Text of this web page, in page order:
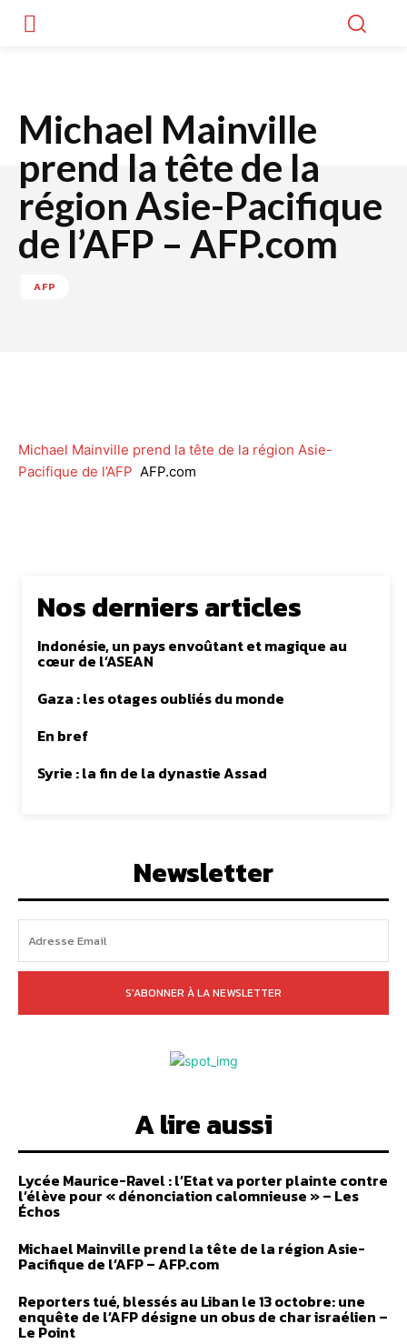
Michael Mainville
prend la tête de la
région Asie-Pacifique
de l’AFP – AFP.com
AFP
Michael Mainville prend la tête de la région Asie-
Pacifique de l’AFP AFP.com
Nos derniers articles
Indonésie, un pays envoûtant et magique au
cœur de l’ASEAN
Gaza : les otages oubliés du monde
En bref
Syrie : la fin de la dynastie Assad
Newsletter
S'ABONNER À LA NEWSLETTER
A lire aussi
Lycée Maurice-Ravel : l’Etat va porter plainte contre
l’élève pour « dénonciation calomnieuse » – Les
Échos
Michael Mainville prend la tête de la région Asie-
Pacifique de l’AFP – AFP.com
Reporters tué, blessés au Liban le 13 octobre: une
enquête de l’AFP désigne un obus de char israélien –
Le Point